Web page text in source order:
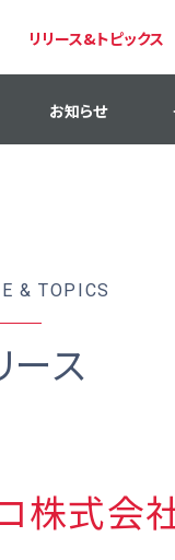
リリース&トピックス
お知らせ
& TOPICS
ース
株式会